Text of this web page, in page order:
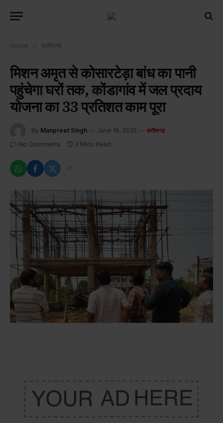
Home छत्तीसगढ़
मिशन अमृत से कोसारटेड़ा बांध का पानी
पहुंचेगा घरों तक, कोंडागांव में जल प्रदाय
योजना का 33 प्रतिशत काम पूरा
By Manpreet Singh June 16, 2025 छत्तीसगढ़
No Comments 2 Mins Read